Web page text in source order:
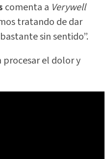
comenta a Verywell
tratando de dar
sin sentido”.
el dolor y